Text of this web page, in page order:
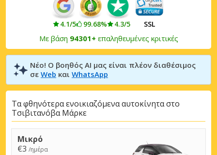
4.1/5 99.68% 4.3/5 SSL
Με βάση 94301+ επαληθευμένες κριτικές
Νέο! Ο βοηθός AI μας είναι πλέον διαθέσιμος
σε Web και WhatsApp
Τα φθηνότερα ενοικιαζόμενα αυτοκίνητα στο
Τσιβιτανόβα Μάρκε
Μικρό
€3 /ημέρα